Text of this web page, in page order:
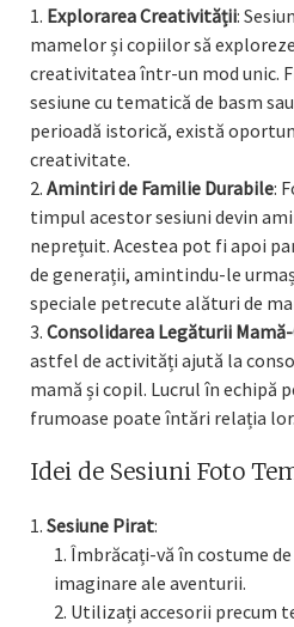
Explorarea Creativității:
mamelor și copiilor să
creativitatea într-un mod unic.
sesiune cu tematică de basm
perioadă istorică, există
creativitate.
Amintiri de Familie Durabile:
timpul acestor sesiuni devin
neprețuit. Acestea pot fi apoi
de generații, amintindu-le
speciale petrecute alături de
Consolidarea Legăturii
astfel de activități ajută la
mamă și copil. Lucrul în echipă
frumoase poate întări relația lor.
Idei de Sesiuni Foto
Sesiune Pirat:
Îmbrăcați-vă în costume
imaginare ale aventurii.
Utilizați accesorii precum